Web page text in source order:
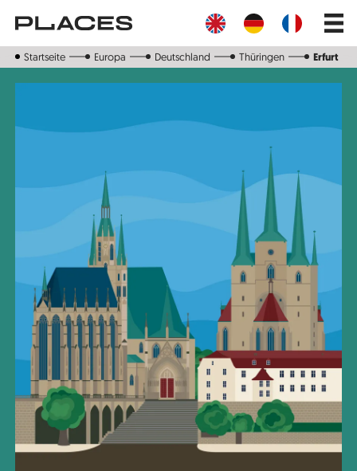
zum
Inhalt
Main
Startseite Europa Deutschland Thüringen Erfurt